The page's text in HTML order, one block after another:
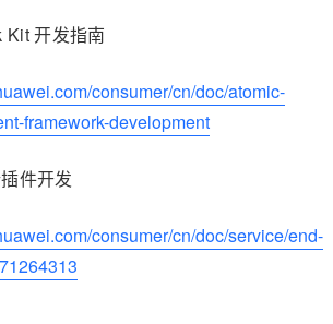
Kit 开发指南
consumer/cn/doc/atomic-
framework-development
件开发
consumer/cn/doc/service/end-